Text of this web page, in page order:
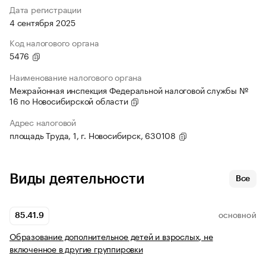
Дата регистрации
4 сентября 2025
Код налогового органа
5476
Наименование налогового органа
Межрайонная инспекция Федеральной налоговой службы №
16 по Новосибирской области
Адрес налоговой
площадь Труда, 1, г. Новосибирск, 630108
Виды деятельности Все
85.41.9 ОСНОВНОЙ
Образование дополнительное детей и взрослых, не
включенное в другие группировки